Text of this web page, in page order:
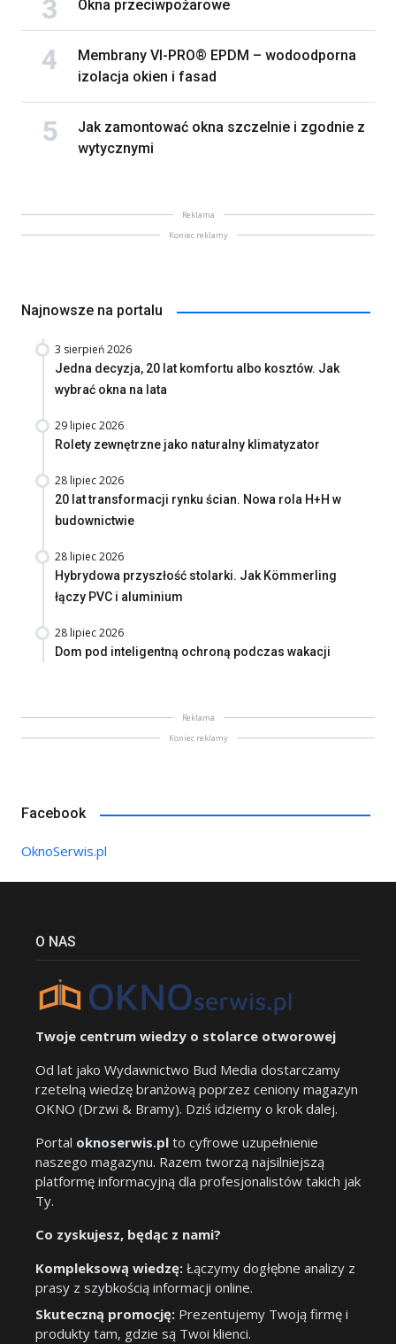
Okna przeciwpożarowe
Membrany VI-PRO® EPDM – wodoodporna
izolacja okien i fasad
Jak zamontować okna szczelnie i zgodnie z
wytycznymi
Reklama
Koniec reklamy
Najnowsze na portalu
3 sierpień 2026
Jedna decyzja, 20 lat komfortu albo kosztów. Jak
wybrać okna na lata
29 lipiec 2026
Rolety zewnętrzne jako naturalny klimatyzator
28 lipiec 2026
20 lat transformacji rynku ścian. Nowa rola H+H w
budownictwie
28 lipiec 2026
Hybrydowa przyszłość stolarki. Jak Kömmerling
łączy PVC i aluminium
28 lipiec 2026
Dom pod inteligentną ochroną podczas wakacji
Reklama
Koniec reklamy
Facebook
OknoSerwis.pl
O NAS
Twoje centrum wiedzy o stolarce otworowej
Od lat jako Wydawnictwo Bud Media dostarczamy
rzetelną wiedzę branżową poprzez ceniony magazyn
OKNO (Drzwi & Bramy). Dziś idziemy o krok dalej.
Portal oknoserwis.pl to cyfrowe uzupełnienie
naszego magazynu. Razem tworzą najsilniejszą
platformę informacyjną dla profesjonalistów takich jak
Ty.
Co zyskujesz, będąc z nami?
Kompleksową wiedzę: Łączymy dogłębne analizy z
prasy z szybkością informacji online.
Skuteczną promocję: Prezentujemy Twoją firmę i
produkty tam, gdzie są Twoi klienci.